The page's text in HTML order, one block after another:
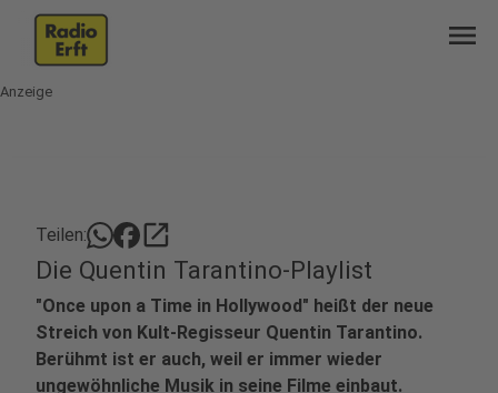
menu
Anzeige
Teilen: open_in_new
Die Quentin Tarantino-Playlist
"Once upon a Time in Hollywood" heißt der neue
Streich von Kult-Regisseur Quentin Tarantino.
Berühmt ist er auch, weil er immer wieder
ungewöhnliche Musik in seine Filme einbaut.